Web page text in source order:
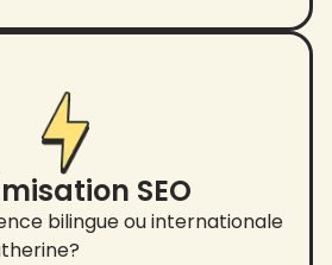
SEO
bilingue ou internationale